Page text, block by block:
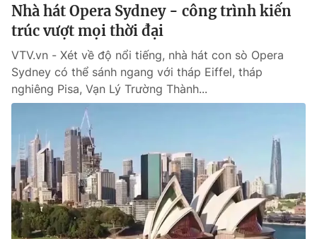
Emagazine Podcast
Photo Infographic
Video Shorts video
VTV Money
VTV Sức khoẻ Bất động sản
Thị trường 24h Tấm lòng Việt
Nhà hát Opera Sydney - công trình kiến
trúc vượt mọi thời đại
VTV.vn - Xét về độ nổi tiếng, nhà hát con sò Opera
Sydney có thể sánh ngang với tháp Eiffel, tháp
nghiêng Pisa, Vạn Lý Trường Thành...